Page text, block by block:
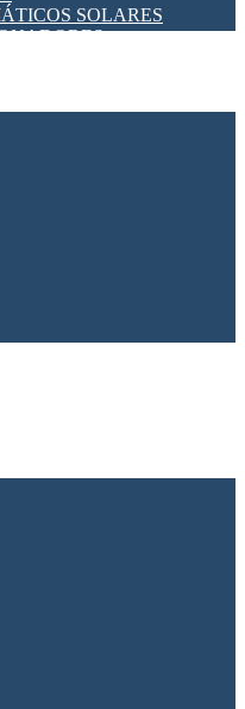
SOLARES
SPDS PARA